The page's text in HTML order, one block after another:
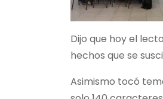
Dijo que hoy el
hechos que se
Asimismo tocó